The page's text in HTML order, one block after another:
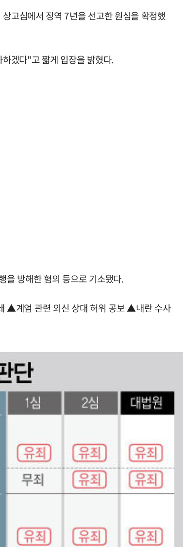
고심에서 징역 7년을 선고한 원심을 확정했
겠다"고 짧게 입장을 밝혔다.
을 방해한 혐의 등으로 기소됐다.
▲계엄 관련 외신 상대 허위 공보 ▲내란 수사